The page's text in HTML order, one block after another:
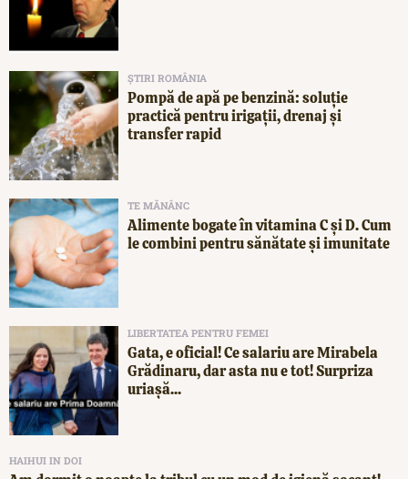
ȘTIRI ROMÂNIA
Pompă de apă pe benzină: soluție
practică pentru irigații, drenaj și
transfer rapid
TE MĂNÂNC
Alimente bogate în vitamina C și D. Cum
le combini pentru sănătate și imunitate
LIBERTATEA PENTRU FEMEI
Gata, e oficial! Ce salariu are Mirabela
Grădinaru, dar asta nu e tot! Surpriza
uriașă...
HAIHUI IN DOI